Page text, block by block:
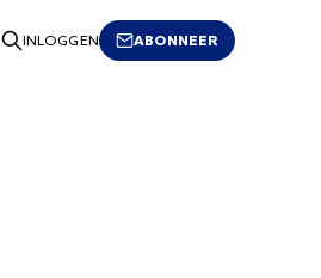
INLOGGEN ABONNEER